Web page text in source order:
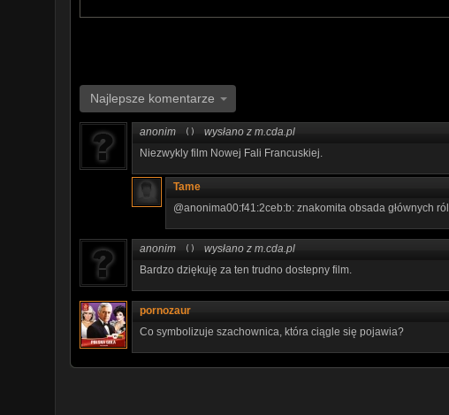
Najlepsze komentarze
anonim () wysłano z m.cda.pl
Niezwykly film Nowej Fali Francuskiej.
Tame
@anonima00:f41:2ceb:b: znakomita obsada głównych ról
anonim () wysłano z m.cda.pl
Bardzo dziękuję za ten trudno dostepny film.
pornozaur
Co symbolizuje szachownica, która ciągle się pojawia?